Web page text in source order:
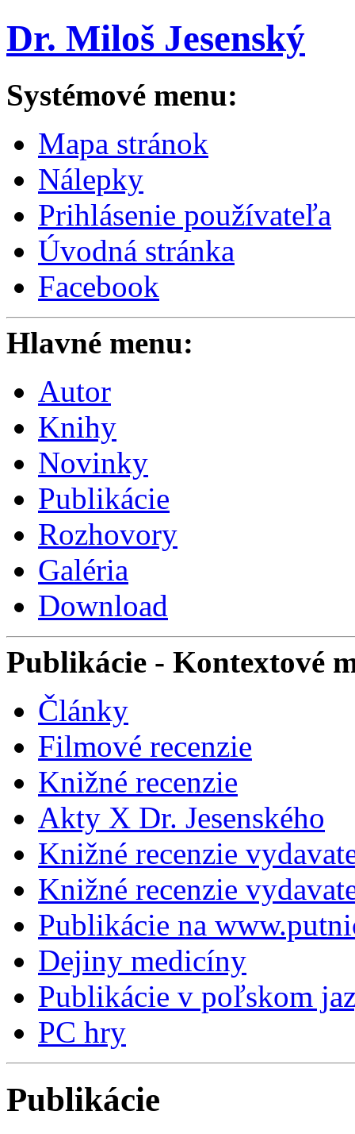
Dr. Miloš Jesenský
Systémové menu:
Mapa stránok
Nálepky
Prihlásenie používateľa
Úvodná stránka
Facebook
Hlavné menu:
Autor
Knihy
Novinky
Publikácie
Rozhovory
Galéria
Download
Publikácie - Kontextové
Články
Filmové recenzie
Knižné recenzie
Akty X Dr. Jesenského
Knižné recenzie
Knižné recenzie
Publikácie na
Dejiny medicíny
Publikácie v poľskom
PC hry
Publikácie